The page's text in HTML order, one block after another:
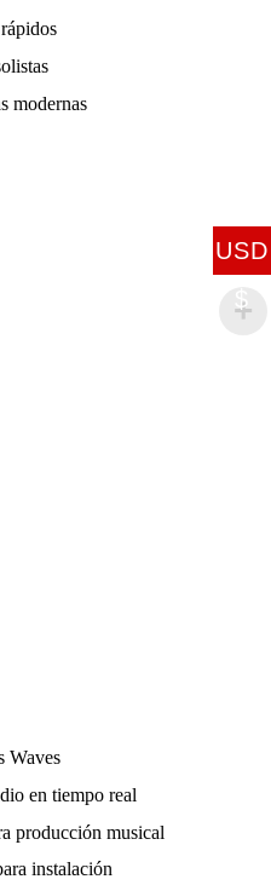
modernas
Waves
en tiempo real
producción musical
instalación
USD
$